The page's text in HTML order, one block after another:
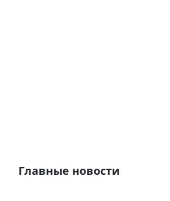
Главные новости